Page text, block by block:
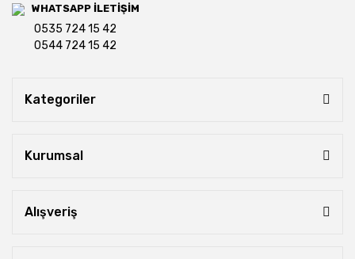
WHATSAPP İLETİŞİM
0535 724 15 42
0544 724 15 42
Kategoriler
Kurumsal
Alışveriş